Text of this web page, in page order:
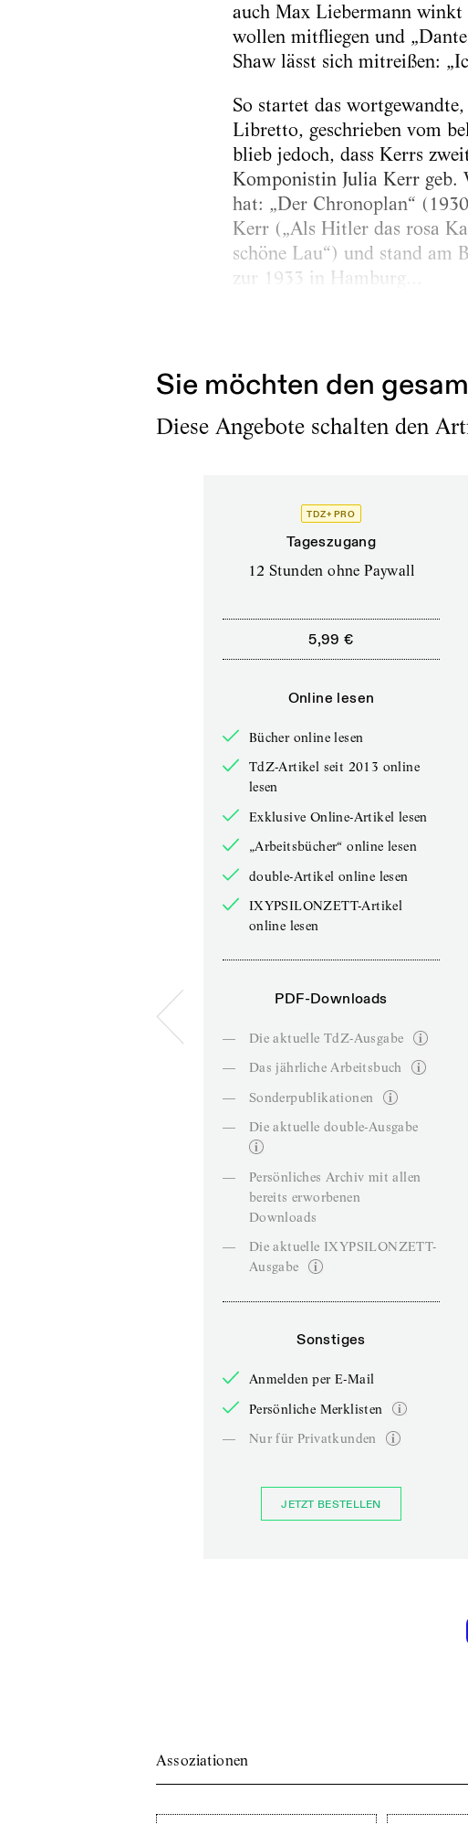
auch Max Liebermann winkt
wollen mitfliegen und
Shaw lässt sich mitreißen:
So startet das
Libretto, geschrieben vom
blieb jedoch, dass Kerrs
Komponistin Julia Kerr geb.
hat: „Der Chronoplan“
Kerr („Als Hitler das rosa
schöne Lau“) und stand am
zur 1933 in Hamburg...
Sie möchten den
Diese Angebote schalten den
TDZ+ PRO
Tageszugang
12 Stunden ohne Paywall
5,99 €
Online lesen
Bücher online lesen
TdZ-Artikel seit 2013 online
lesen
Exklusive Online-Artikel lesen
„Arbeitsbücher“ online lesen
double-Artikel online lesen
IXYPSILONZETT-Artikel
online lesen
PDF-Downloads
—
Die aktuelle TdZ-Ausgabe
—
Das jährliche Arbeitsbuch
—
Sonderpublikationen
—
Die aktuelle double-Ausgabe
—
Persönliches Archiv mit allen
bereits erworbenen
Downloads
—
Die aktuelle IXYPSILONZETT-
Ausgabe
Sonstiges
Anmelden per E-Mail
Persönliche Merklisten
—
Nur für Privatkunden
JETZT BESTELLEN
Assoziationen